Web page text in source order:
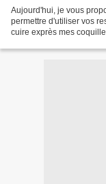
Aujourd'hui, je vous
permettre d'utiliser vos
cuire exprès mes